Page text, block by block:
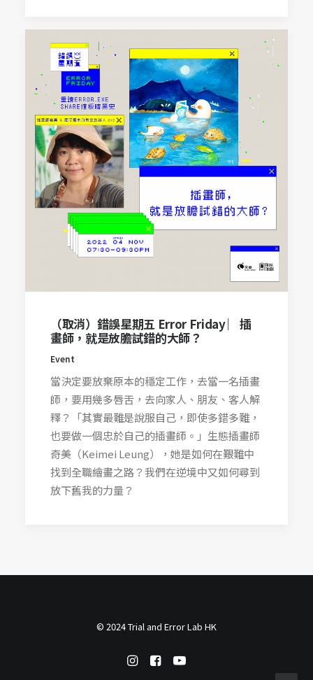
（取消）錯誤星期五 Error Friday ︳插
畫師，就是放膽試錯的大師？
Event
當決定要放棄原本的穩定工作，去當一名插畫
師，要用幾多唇舌，去向家人、朋友、客人解
釋？「其實最難是說服自己，即使多錯多難，
也要做一個忠於自己的插畫師。」生態插畫師
奇美（Keimei Leung），她是如何在艱難中
找到全職繪畫之路？我們在逆境中又如何尋到
放下舊我的力量？
© 2024 Trial and Error Lab HK